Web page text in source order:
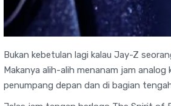
Bukan kebetulan lagi kalau Jay-Z
Makanya alih-alih menanam jam
penumpang depan dan di bagian